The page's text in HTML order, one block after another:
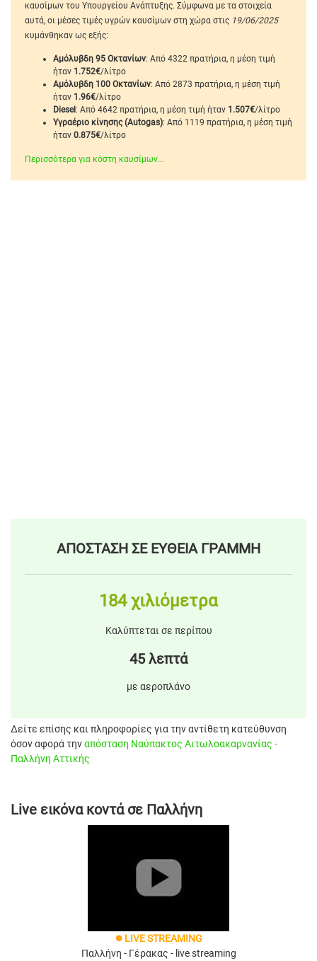
καυσίμων του Υπουργείου Ανάπτυξης. Σύμφωνα με τα στοιχεία
αυτά, οι μέσες τιμές υγρών καυσίμων στη χώρα στις 19/06/2025
κυμάνθηκαν ως εξής:
Αμόλυβδη 95 Οκτανίων: Από 4322 πρατήρια, η μέση τιμή
ήταν 1.752€/λίτρο
Αμόλυβδη 100 Οκτανίων: Από 2873 πρατήρια, η μέση τιμή
ήταν 1.96€/λίτρο
Diesel: Από 4642 πρατήρια, η μέση τιμή ήταν 1.507€/λίτρο
Υγραέριο κίνησης (Autogas): Από 1119 πρατήρια, η μέση τιμή
ήταν 0.875€/λίτρο
Περισσότερα για κόστη καυσίμων...
ΑΠΟΣΤΑΣΗ ΣΕ ΕΥΘΕΙΑ ΓΡΑΜΜΗ
184 χιλιόμετρα
Καλύπτεται σε περίπου
45 λεπτά
με αεροπλάνο
Δείτε επίσης και πληροφορίες για την αντίθετη κατεύθυνση
όσον αφορά τηναπόσταση Ναύπακτος Αιτωλοακαρνανίας -
Παλλήνη Αττικής
Live εικόνα κοντά σε Παλλήνη
brightness_1 LIVE STREAMING
Παλλήνη - Γέρακας - live streaming